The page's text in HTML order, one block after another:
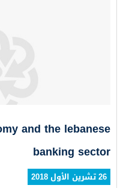
and the lebanese
banking sector
26 تشرين الأول 2018